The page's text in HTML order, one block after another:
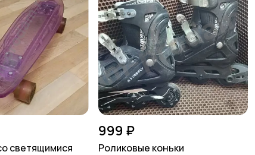
светящимися
999 ₽
Роликовые коньки